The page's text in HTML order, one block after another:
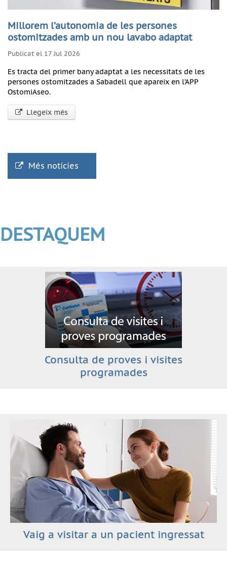
Millorem l’autonomia de les persones
ostomitzades amb un nou lavabo adaptat
Publicat el 17 Jul 2026
Es tracta del primer bany adaptat a les necessitats de les
persones ostomitzades a Sabadell que apareix en l’APP
OstomiAseo.
Llegeix més
Més notícies
DESTAQUEM
Consulta de proves i visites
programades
Vaig a visitar a un pacient ingressat